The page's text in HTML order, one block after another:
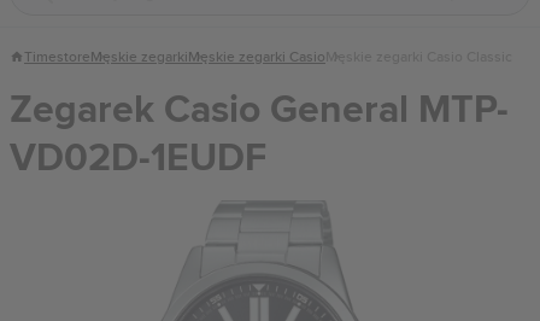
TimestoreMęskie zegarkiMęskie zegarki Casio
Zegarek Casio General MTP-
VD02D-1EUDF